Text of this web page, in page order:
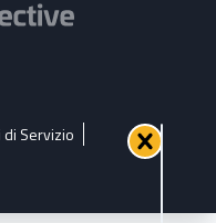
di Servizio